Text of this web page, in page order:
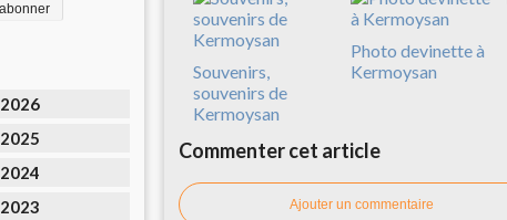
2026
2025
2024
2023
Souvenirs,
souvenirs de
Kermoysan
Photo devinette à
Kermoysan
Commenter cet article
Ajouter un commentaire